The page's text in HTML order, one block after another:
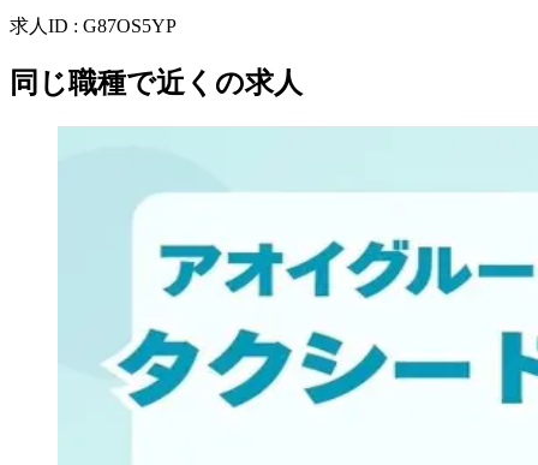
求人ID : G87OS5YP
同じ職種で近くの求人